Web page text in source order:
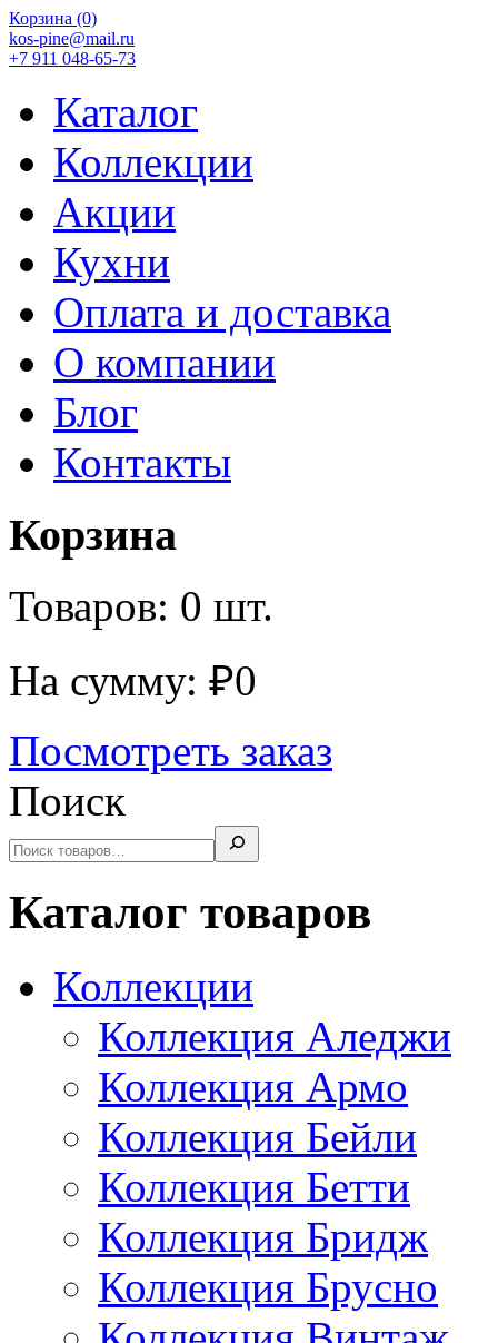
Корзина (0)
kos-pine@mail.ru
+7 911 048-65-73
Каталог
Коллекции
Акции
Кухни
Оплата и доставка
О компании
Блог
Контакты
Корзина
Товаров: 0 шт.
На сумму: ₽0
Посмотреть заказ
Поиск
Каталог товаров
Коллекции
Коллекция Аледжи
Коллекция Армо
Коллекция Бейли
Коллекция Бетти
Коллекция Бридж
Коллекция Брусно